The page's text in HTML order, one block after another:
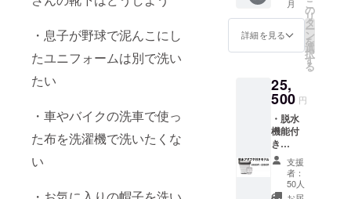
・息子が野球で泥んこにし
たユニフォームは別で洗い
たい
・車やバイクの洗車で使っ
た布を洗濯機で洗いたくな
い
き）月
詳細を見る
こ
の
リ
タ
ー
ン
を
選
択
す
る
25,
500 円
・脱水
機能付
き
Mobile
Washer
１個を
お届け
支援
者：
50人